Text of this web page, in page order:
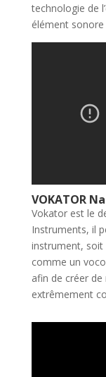
technologie de
élément
VOKATOR
Vokator est le
Instruments, il
instrument, soit
comme un
afin de créer
extrêmement